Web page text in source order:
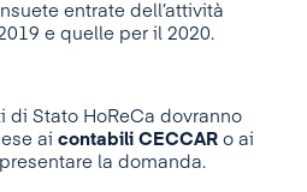
entrate dell’attività
e quelle per il 2020.
di Stato HoReCa dovranno
ai contabili CECCAR o ai
la domanda.